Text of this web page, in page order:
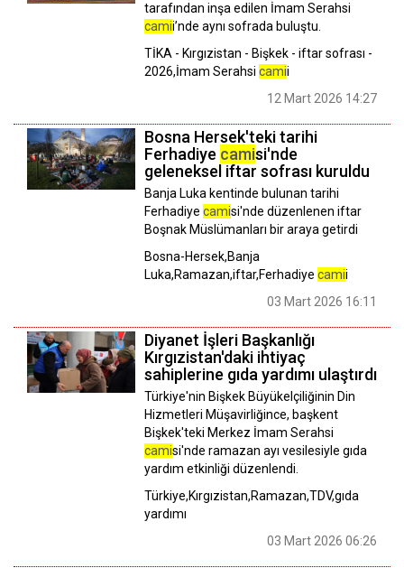
tarafından inşa edilen İmam Serahsi
camii’nde aynı sofrada buluştu.
TİKA - Kırgızistan - Bişkek - iftar sofrası -
2026,İmam Serahsi camii
12 Mart 2026 14:27
Bosna Hersek'teki tarihi
Ferhadiye camisi'nde
geleneksel iftar sofrası kuruldu
Banja Luka kentinde bulunan tarihi
Ferhadiye camisi'nde düzenlenen iftar
Boşnak Müslümanları bir araya getirdi
Bosna-Hersek,Banja
Luka,Ramazan,iftar,Ferhadiye camii
03 Mart 2026 16:11
Diyanet İşleri Başkanlığı
Kırgızistan'daki ihtiyaç
sahiplerine gıda yardımı ulaştırdı
Türkiye'nin Bişkek Büyükelçiliğinin Din
Hizmetleri Müşavirliğince, başkent
Bişkek'teki Merkez İmam Serahsi
camisi'nde ramazan ayı vesilesiyle gıda
yardım etkinliği düzenlendi.
Türkiye,Kırgızistan,Ramazan,TDV,gıda
yardımı
03 Mart 2026 06:26